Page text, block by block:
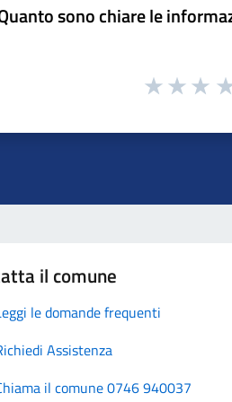
sono chiare le
il comune
le domande frequenti
Assistenza
il comune 0746 940037